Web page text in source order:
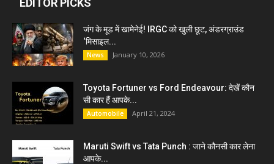
EDITOR PICKS
जंग के मूड में खामेनेई! IRGC को खुली छूट, अंडरग्राउंड
‘मिसाइल...
News January 10, 2026
Toyota Fortuner vs Ford Endeavour: देखें कौन
सी कार हैं आपके...
Automobile April 21, 2024
Maruti Swift vs Tata Punch : जाने कौनसी कार लेना
आपके...